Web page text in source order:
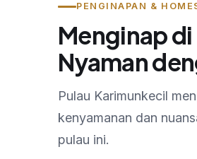
PENGINAPAN &
Menginap
Nyaman
Pulau Karimunkecil
kenyamanan dan
pulau ini.